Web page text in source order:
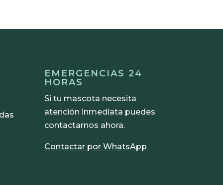
EMERGENCIAS 24
HORAS
Si tu mascota necesita
atención inmediata puedes
contactarnos ahora.
Contactar por WhatsApp